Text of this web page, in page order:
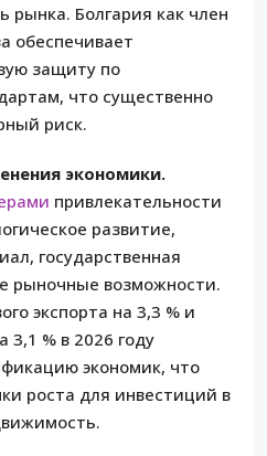
рынка. Болгария как член
обеспечивает
защиту по
что существенно
риск.
экономики.
привлекательности
развитие,
государственная
рыночные возможности.
экспорта на 3,3 % и
3,1 % в 2026 году
экономик, что
роста для инвестиций в